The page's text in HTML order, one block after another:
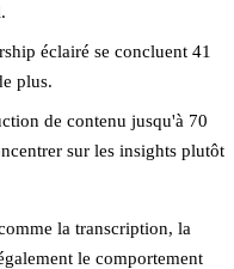
éclairé se concluent 41
plus.
de contenu jusqu'à 70
sur les insights plutôt
la transcription, la
le comportement